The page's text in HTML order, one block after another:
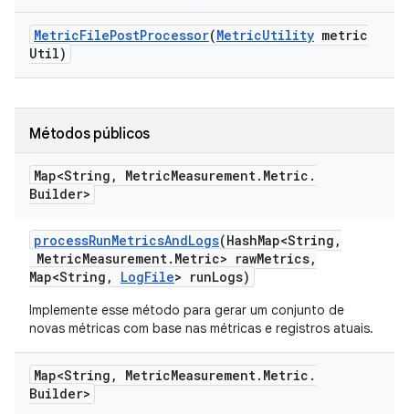
MetricFilePostProcessor(MetricUtility metric
Util)
Métodos públicos
Map<String , MetricMeasurement. Metric .
Builder>
processRunMetricsAndLogs(HashMap<String ,
MetricMeasurement. Metric> rawMetrics,
Map<String , LogFile> runLogs)
Implemente esse método para gerar um conjunto de
novas métricas com base nas métricas e registros atuais.
Map<String , MetricMeasurement. Metric .
Builder>